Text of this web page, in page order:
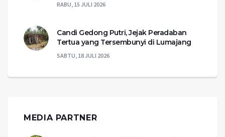
RABU, 15 JULI 2026
Candi Gedong Putri, Jejak Peradaban
Tertua yang Tersembunyi di Lumajang
SABTU, 18 JULI 2026
MEDIA PARTNER